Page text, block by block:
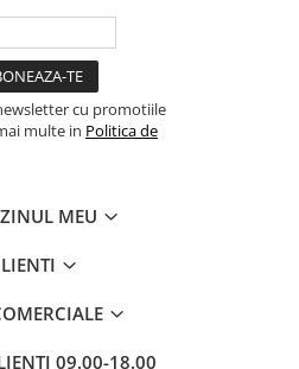
cu promotiile
multe in Politica de
MEU
09.00-18.00